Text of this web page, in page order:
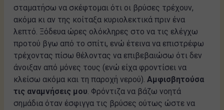
σταματήσω να σκέφτομαι ότι οι βρύσες τρέχουν,
ακόμα κι αν της κοίταξα κυριολεκτικά πριν ένα
λεπτό. Ξόδευα ώρες ολόκληρες στο να τις ελέγχω
προτού βγω από το σπίτι, ενώ έτεινα να επιστρέφω
τρέχοντας πίσω θέλοντας να επιβεβαιώσω ότι δεν
άνοιξαν από μόνες τους (ενώ είχα φροντίσει να
κλείσω ακόμα και τη παροχή νερού).Αμφισβητούσα
τις αναμνήσεις μου. Φρόντιζα να βάζω νοητά
σημάδια όταν έσφιγγα τις βρύσες ούτως ώστε να